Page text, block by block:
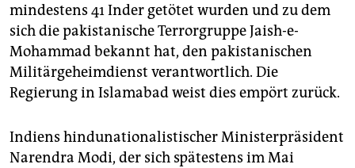
mindestens 41 Inder getötet wurden und zu dem
sich die pakistanische Terrorgruppe Jaish-e-
Mohammad bekannt hat, den pakistanischen
Militärgeheimdienst verantwortlich. Die
Regierung in Islamabad weist dies empört zurück.
Indiens hindunationalistischer Ministerpräsident
Narendra Modi, der sich spätestens im Mai